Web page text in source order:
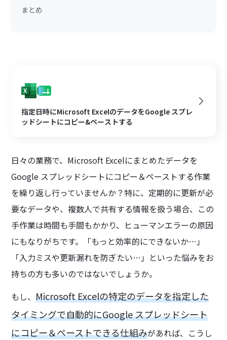
まとめ
指定日時にMicrosoft ExcelのデータをGoogle スプレ
ッドシートにコピー&ペーストする
日々の業務で、Microsoft Excelにまとめたデータを
Google スプレッドシートにコピー＆ペーストする作業
を繰り返し行っていませんか？特に、定期的に更新が必
要なデータや、複数人で共有する情報を扱う場合、この
手作業は時間も手間もかかり、ヒューマンエラーの原因
にもなりがちです。「もっと効率的にできないか…」
「入力ミスや更新漏れを防ぎたい…」といった悩みをお
持ちの方も多いのではないでしょうか。
もし、Microsoft Excelの特定のデータを指定した
タイミングで自動的にGoogle スプレッドシート
にコピー＆ペーストできる仕組みがあれば、こうし